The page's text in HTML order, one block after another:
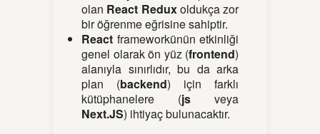
olan React Reduxoldukça zor
bir öğrenme eğrisine sahiptir.
React frameworkünün etkinliği
genel olarak ön yüz (frontend)
alanıyla sınırlıdır, bu da arka
plan (backend) için farklı
kütüphanelere (js veya
Next.JS) ihtiyaç bulunacaktır.